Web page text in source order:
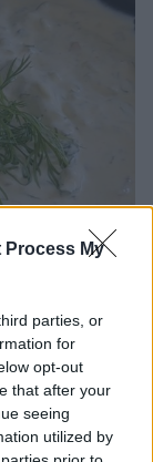
Process My
parties, or
for
opt-out
that after your
seeing
utilized by